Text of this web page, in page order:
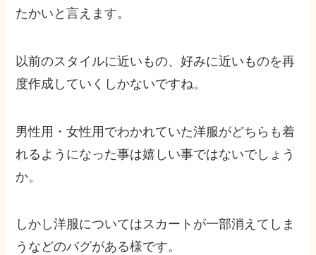
たかいと言えます。
以前のスタイルに近いもの、好みに近いものを再
度作成していくしかないですね。
男性用・女性用でわかれていた洋服がどちらも着
れるようになった事は嬉しい事ではないでしょう
か。
しかし洋服についてはスカートが一部消えてしま
うなどのバグがある様です。